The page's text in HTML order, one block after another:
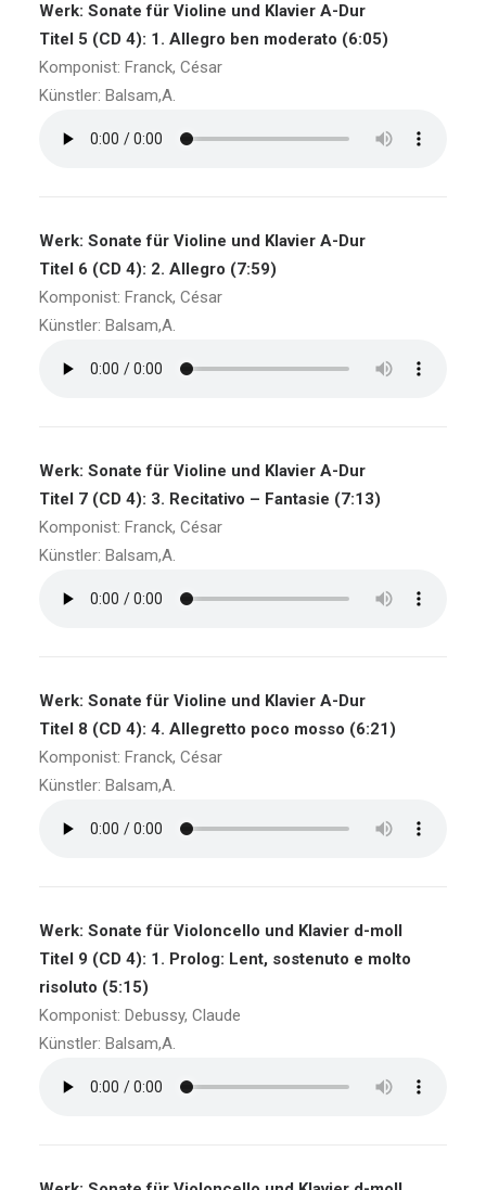
Werk: Sonate für Violine und Klavier A-Dur
Titel 5 (CD 4): 1. Allegro ben moderato (6:05)
Komponist: Franck, César
Künstler: Balsam,A.
Werk: Sonate für Violine und Klavier A-Dur
Titel 6 (CD 4): 2. Allegro (7:59)
Komponist: Franck, César
Künstler: Balsam,A.
Werk: Sonate für Violine und Klavier A-Dur
Titel 7 (CD 4): 3. Recitativo – Fantasie (7:13)
Komponist: Franck, César
Künstler: Balsam,A.
Werk: Sonate für Violine und Klavier A-Dur
Titel 8 (CD 4): 4. Allegretto poco mosso (6:21)
Komponist: Franck, César
Künstler: Balsam,A.
Werk: Sonate für Violoncello und Klavier d-moll
Titel 9 (CD 4): 1. Prolog: Lent, sostenuto e molto
risoluto (5:15)
Komponist: Debussy, Claude
Künstler: Balsam,A.